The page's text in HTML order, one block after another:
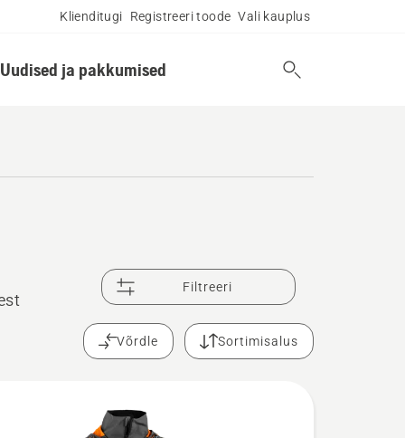
Klienditugi Registreeri toode Vali kauplus
Uudised ja pakkumised
Filtreeri
Võrdle Sortimisalus